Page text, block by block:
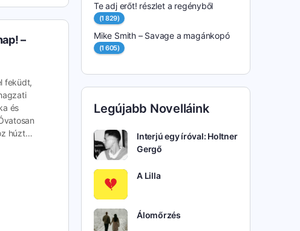
–
feküdt,
és
húzt…
Te adj erőt! részlet a regényből
(1 829)
Mike Smith – Savage a magánkopó
(1 605)
Legújabb Novelláink
Interjú egy íróval: Holtner
Gergő
A Lilla
Álomőrzés